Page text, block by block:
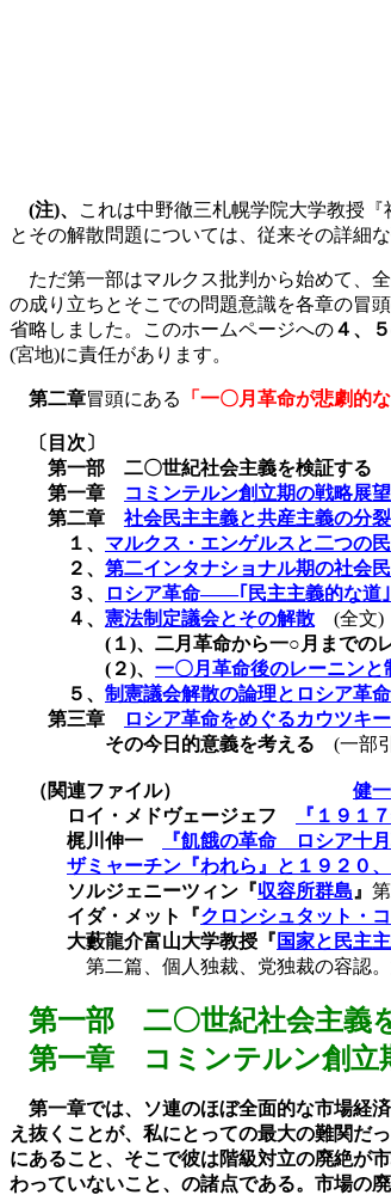
(注)、 これは中野徹三札幌学院大学教授『
とその解散問題については、従来その詳細
ただ第一部はマルクス批判から始めて、
の成り立ちとそこでの問題意識を各章の冒頭
省略しました。このホームページへの４、
(宮地)に責任があります。
第二章冒頭にある 「一〇月革命が悲劇的
〔目次〕
第一部 二〇世紀社会主義を検証する
第一章
コミンテルン創立期の戦略展
第二章 社会民主主義と共産主義の分裂
１、 マルクス・エンゲルスと二つの
２、 第二インタナショナル期の社会
３、
ロシア革命――｢民主主義的な道
４、 憲法制定議会とその解散 (全文)
( １)、二月革命から一○月までの
( ２)、 一〇月革命後のレーニンと
５、 制憲議会解散の論理とロシア革
第三章
ロシア革命をめぐるカウツキ
その今日的意義を考える (一部
（関連ファイル） 健
ロイ・メドヴェージェフ
『１９１
梶川伸一
『飢餓の革命 ロシア十月
ザミャーチン『われら』と１９２０
ソルジェニーツィン『収容所群島 』
イダ・メット『クロンシュタット・
大藪龍介富山大学教授『 国家と民主
第二篇、個人独裁、党独裁の容認
第一部 二〇世紀社会主義
第一章 コミンテルン創立
第一章では、ソ連のほぼ全面的な市場経
え抜くことが、私にとっての最大の難関
にあること、そこで彼は階級対立の廃絶が
わっていないこと、の諸点である。市場の